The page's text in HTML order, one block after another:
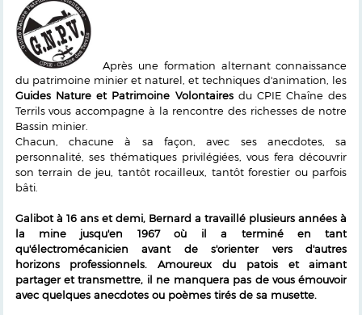
Après une formation alternant connaissance
du patrimoine minier et naturel, et techniques d'animation, les
Guides Nature et Patrimoine Volontairesdu CPIE Chaîne des
Terrils vous accompagne à la rencontre des richesses de notre
Bassin minier.
Chacun, chacune à sa façon, avec ses anecdotes, sa
personnalité, ses thématiques privilégiées, vous fera découvrir
son terrain de jeu, tantôt rocailleux, tantôt forestier ou parfois
bâti.
Galibot à 16 ans et demi, Bernard a travaillé plusieurs années à
la mine jusqu'en 1967 où il a terminé en tant
qu'électromécanicien avant de s'orienter vers d'autres
horizons professionnels. Amoureux du patois et aimant
partager et transmettre, il ne manquera pas de vous émouvoir
avec quelques anecdotes ou poèmes tirés de sa musette.